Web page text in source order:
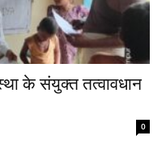
के संयुक्त तत्वावधान
0